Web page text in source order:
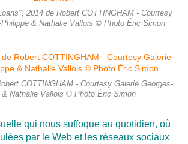
2014 de Robert COTTINGHAM - Courtesy
Philippe & Nathalie Vallois © Photo Éric Simon
COTTINGHAM - Courtesy Galerie Georges-
& Nathalie Vallois © Photo Éric Simon
qui nous suffoque au quotidien, où
par le Web et les réseaux sociaux